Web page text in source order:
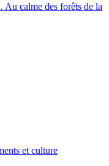
calme des forêts de la
et culture